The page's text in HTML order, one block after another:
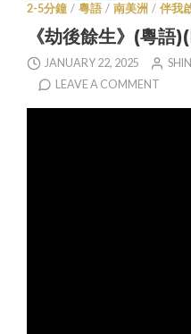
2-5分鐘 / 粵語 / 南美洲 / 伴我
《劫後餘生》(粵語
JANUARY 22, 2025
LEAVE A COMMENT